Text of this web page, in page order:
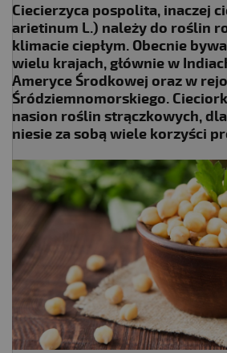
Ciecierzyca pospolita, inaczej
arietinum L.) należy do roślin
klimacie ciepłym. Obecnie
wielu krajach, głównie w
Ameryce Środkowej oraz w
Śródziemnomorskiego.
nasion roślin strączkowych,
niesie za sobą wiele korzyści